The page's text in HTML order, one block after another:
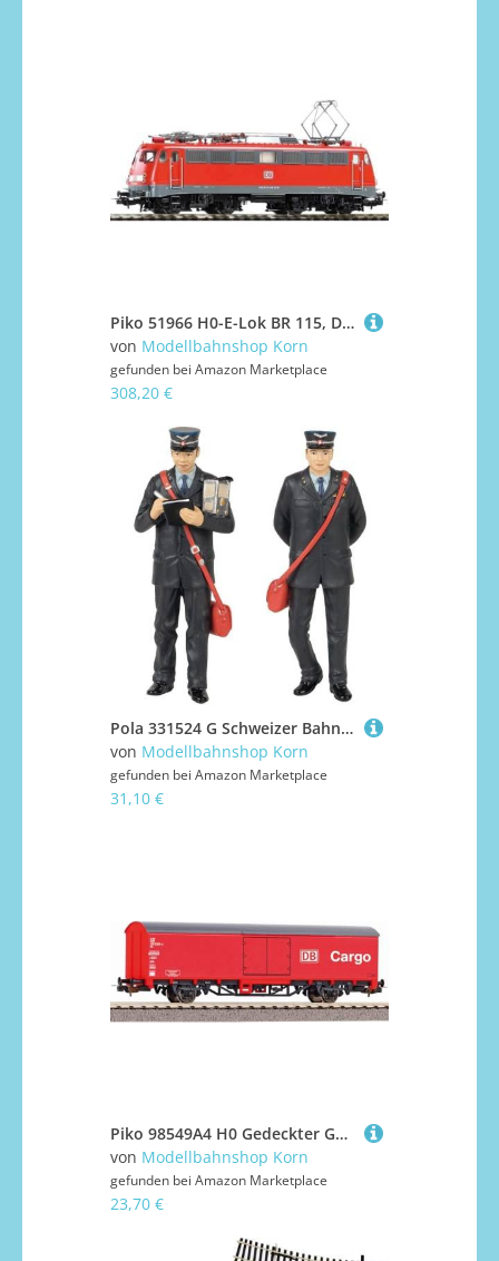
Piko 51966 H0-E-Lok BR 115, DBAG, Ep.VI, DC Sound
von Modellbahnshop Korn
gefunden bei Amazon Marketplace
308,20 €
Pola 331524 G Schweizer Bahnbedienstete
von Modellbahnshop Korn
gefunden bei Amazon Marketplace
31,10 €
Piko 98549A4 H0 Gedeckter Güterwagen, DB AG, Ep. V, rot, #4
von Modellbahnshop Korn
gefunden bei Amazon Marketplace
23,70 €